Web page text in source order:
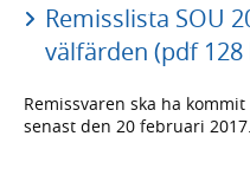
Remisslista SOU
välfärden (pdf 128
Remissvaren ska ha
senast den 20 februari 2017.